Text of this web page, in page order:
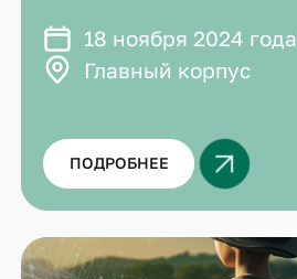
18 ноября 2024 года
Главный корпус
ПОДРОБНЕЕ